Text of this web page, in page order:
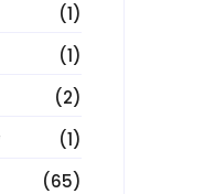
(1)
(1)
(2)
(1)
(65)